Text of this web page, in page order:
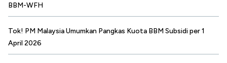
BBM-WFH
Tok! PM Malaysia Umumkan Pangkas Kuota BBM Subsidi per 1
April 2026